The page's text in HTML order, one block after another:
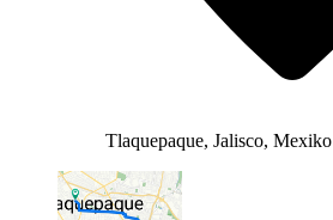
Tlaquepaque, Jalisco, Mexiko